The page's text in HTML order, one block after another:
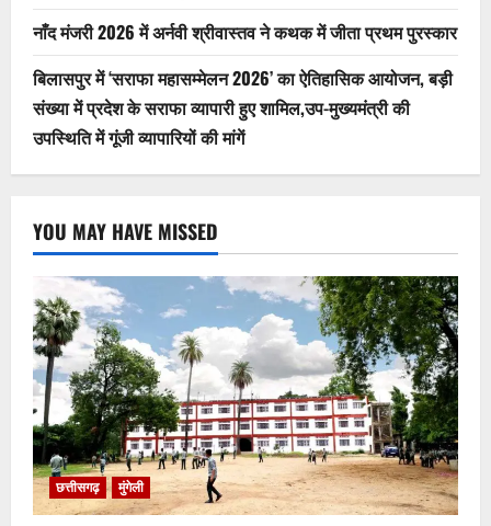
नाँद मंजरी 2026 में अर्नवी श्रीवास्तव ने कथक में जीता प्रथम पुरस्कार
बिलासपुर में ‘सराफा महासम्मेलन 2026’ का ऐतिहासिक आयोजन, बड़ी
संख्या में प्रदेश के सराफा व्यापारी हुए शामिल,उप-मुख्यमंत्री की
उपस्थिति में गूंजी व्यापारियों की मांगें
YOU MAY HAVE MISSED
छत्तीसगढ़ मुंगेली